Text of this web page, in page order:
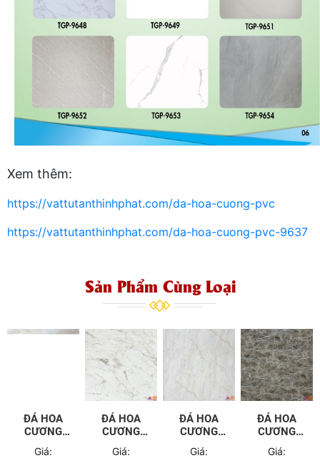
Xem thêm:
https://vattutanthinhphat.com/da-hoa-cuong-pvc
https://vattutanthinhphat.com/da-hoa-cuong-pvc-9637
Sản Phẩm Cùng Loại
ĐÁ HOA
CƯƠNG
Giá:
ĐÁ HOA
CƯƠNG
Giá:
ĐÁ HOA
CƯƠNG
Giá:
ĐÁ HOA
CƯƠNG
Giá: